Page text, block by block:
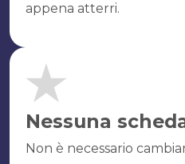
appena atterri.
Nessuna
Non è necessario